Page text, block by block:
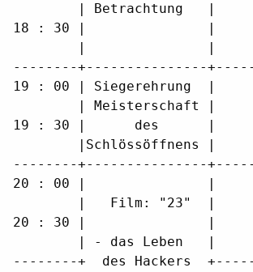
| Betrachtung   |
18 : 30 |
|               |
--------+---------------
19 : 00 |
| Meisterschaft |
19 : 30 |      des
|Schlössöffnens |
--------+---------------
20 : 00 |               |
|   Film: "23"  |
20 : 30 |               |
| - das Leben   |
--------+  des Hackers